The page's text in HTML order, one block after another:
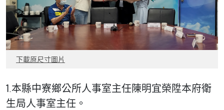
下載原尺寸圖片
1.本縣中寮鄉公所人事室主任陳明宜榮陞本府衛
生局人事室主任。